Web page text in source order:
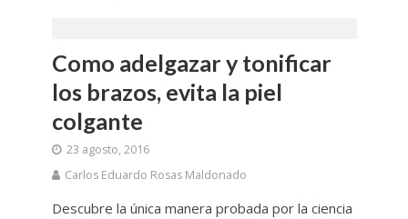
Como adelgazar y tonificar
los brazos, evita la piel
colgante
23 agosto, 2016
Carlos Eduardo Rosas Maldonado
Descubre la única manera probada por la ciencia